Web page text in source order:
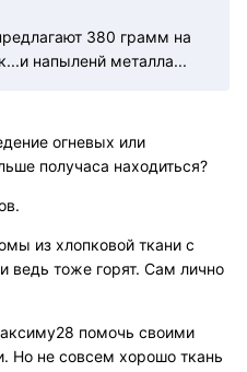
380 грамм на
напыленй металла...
огневых или
получаса находиться?
из хлопковой ткани с
ведь тоже горят. Сам лично
помочь своими
Но не совсем хорошо ткань